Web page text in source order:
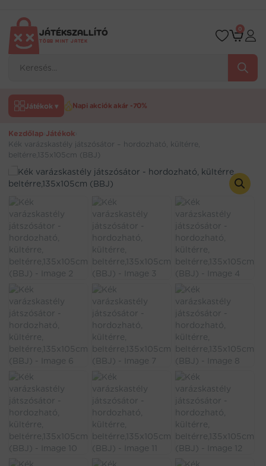
tartalomraJÁTÉKSZALLÍTÓ
TÖBB MINT JÁTÉK
search
0
Játékok ▾ Napi akciók akár -70%
Kezdőlap Játékok
Kék varázskastély játszósátor – hordozható, kültérre,
beltérre,135x105cm (BBJ)